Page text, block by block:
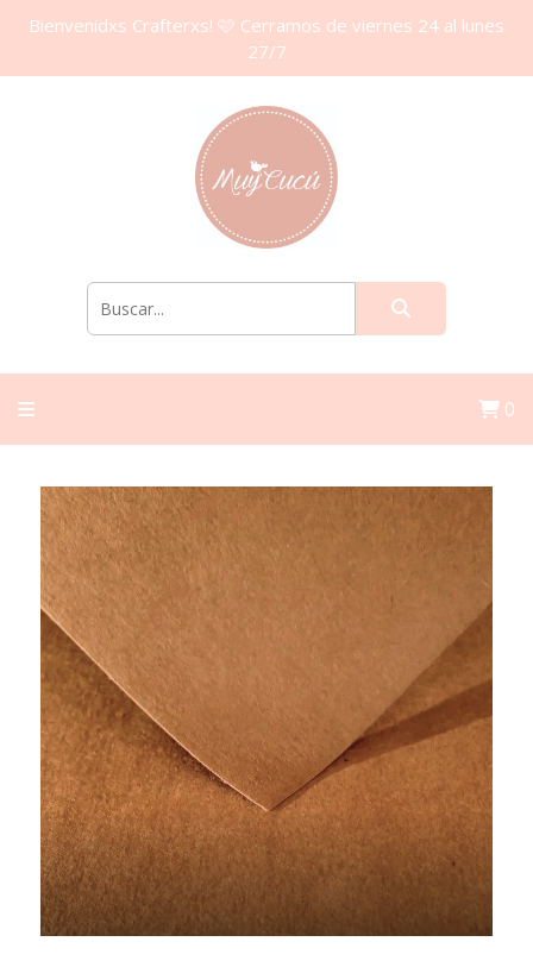
Bienvenidxs Crafterxs! 🩷 Cerramos de viernes 24 al lunes
27/7
0